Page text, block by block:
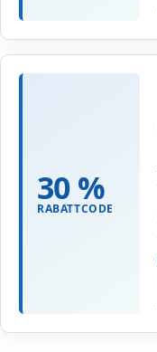
30 %
RABATTCODE